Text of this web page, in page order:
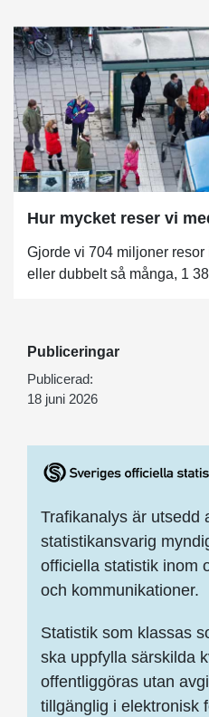
Hur mycket reser vi
Gjorde vi 704 miljoner
eller dubbelt så många, 1
Publiceringar
Publicerad:
18 juni 2026
Trafikanalys är utsedd
statistikansvarig
officiella statistik inom
och kommunikationer.
Statistik som klassas
ska uppfylla särskilda
offentliggöras utan
tillgänglig i elektronisk